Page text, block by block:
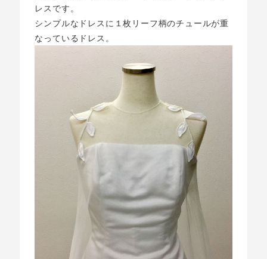
レスです。
シンプルなドレスに１枚リーフ柄のチュールが重
なっているドレス。